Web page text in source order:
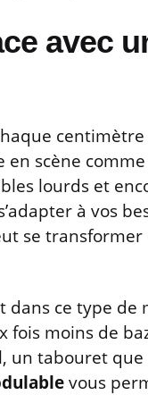
avec
en scène
lourds et
à vos
se
dans ce type
fois moins de
tabouret que
vous